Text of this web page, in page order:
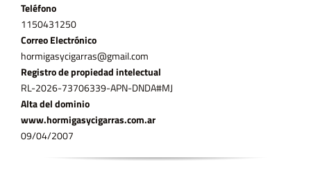
Teléfono
11­50431250
Correo Electrónico
hormigasycigarras@gmail.com
Registro de propiedad intelectual
RL-2026-73706339-APN-DNDA#MJ
Alta del dominio
www.hormigasycigarras.com.ar
09/04/2007